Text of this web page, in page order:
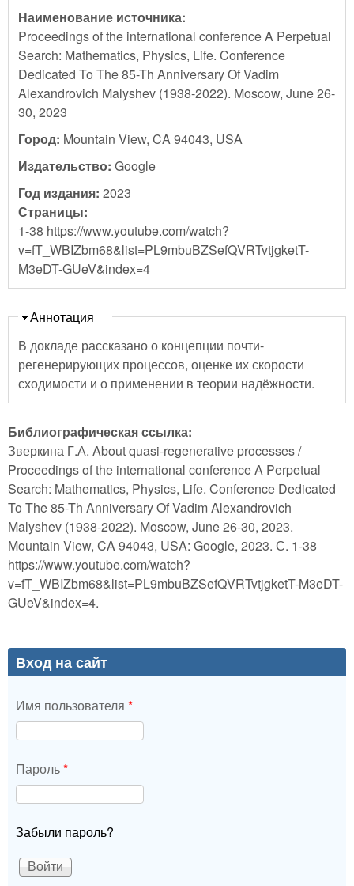
Наименование источника:
Proceedings of the international conference A Perpetual
Search: Mathematics, Physics, Life. Conference
Dedicated To The 85-Th Anniversary Of Vadim
Alexandrovich Malyshev (1938-2022). Moscow, June 26-
30, 2023
Город: Mountain View, CA 94043, USA
Издательство: Google
Год издания: 2023
Страницы:
1-38 https://www.youtube.com/watch?
v=fT_WBIZbm68&list=PL9mbuBZSefQVRTvtjgketT-
M3eDT-GUeV&index=4
Скрыть
Аннотация
В докладе рассказано о концепции почти-
регенерирующих процессов, оценке их скорости
сходимости и о применении в теории надёжности.
Библиографическая ссылка:
Зверкина Г.А. About quasi-regenerative processes /
Proceedings of the international conference A Perpetual
Search: Mathematics, Physics, Life. Conference Dedicated
To The 85-Th Anniversary Of Vadim Alexandrovich
Malyshev (1938-2022). Moscow, June 26-30, 2023.
Mountain View, CA 94043, USA: Google, 2023. С. 1-38
https://www.youtube.com/watch?
v=fT_WBIZbm68&list=PL9mbuBZSefQVRTvtjgketT-M3eDT-
GUeV&index=4.
Вход на сайт
Имя пользователя *
Пароль*
Забыли пароль?